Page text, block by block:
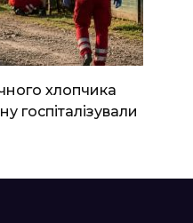
хлопчика
госпіталізували